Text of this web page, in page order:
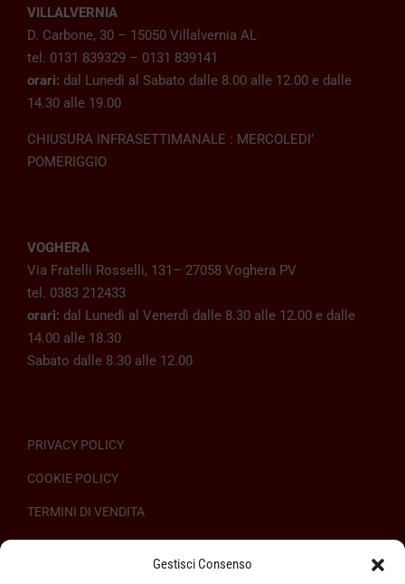
Gestisci Consenso
VILLALVERNIA
D. Carbone, 30 – 15050 Villalvernia AL
tel. 0131 839329 – 0131 839141
orari: dal Lunedì al Sabato dalle 8.00 alle 12.00 e dalle
14.30 alle 19.00
CHIUSURA INFRASETTIMANALE : MERCOLEDI’
POMERIGGIO
VOGHERA
Via Fratelli Rosselli, 131– 27058 Voghera PV
tel. 0383 212433
orari: dal Lunedì al Venerdì dalle 8.30 alle 12.00 e dalle
14.00 alle 18.30
Sabato dalle 8.30 alle 12.00
PRIVACY POLICY
COOKIE POLICY
TERMINI DI VENDITA